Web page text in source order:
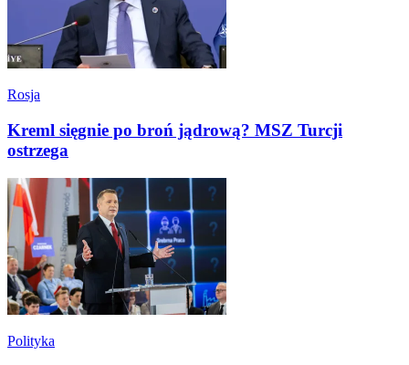
Rosja
Kreml sięgnie po broń jądrową? MSZ Turcji
ostrzega
Polityka